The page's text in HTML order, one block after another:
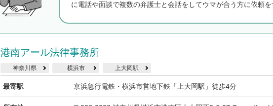
に電話や面談で複数の弁護士と会話をしてウマが合う方に依頼を
港南アール法律事務所
神奈川県 横浜市 上大岡駅
最寄駅 京浜急行電鉄・横浜市営地下鉄「上大岡駅」徒歩4分